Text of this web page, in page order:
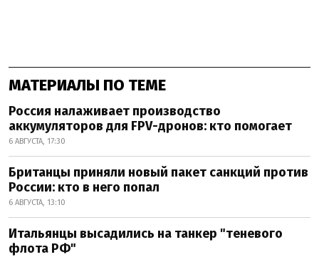
МАТЕРИАЛЫ ПО ТЕМЕ
Россия налаживает производство
аккумуляторов для FPV-дронов: кто помогает
6 АВГУСТА, 17:30
Британцы приняли новый пакет санкций против
России: кто в него попал
6 АВГУСТА, 13:10
Итальянцы высадились на танкер "теневого
флота РФ"